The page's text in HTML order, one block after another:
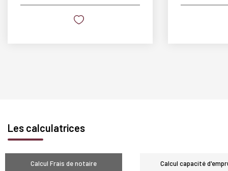
Les calculatrices
Calcul Frais de notaire Calcul capacité